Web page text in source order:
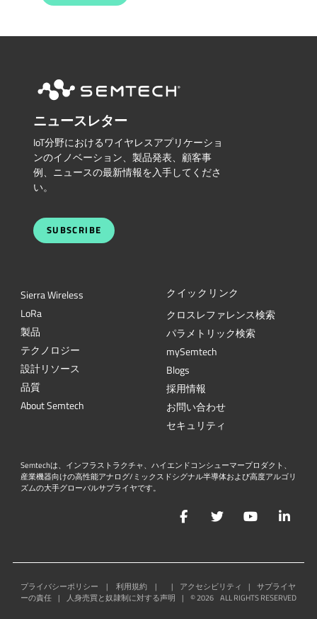
ニュースレター
IoT分野におけるワイヤレスアプリケーショ
ンのイノベーション、製品発表、顧客事
例、ニュースの最新情報を入手してくださ
い。
SUBSCRIBE
Sierra Wireless
LoRa
製品
テクノロジー
設計リソース
品質
About Semtech
クイックリンク
クロスレファレンス検索
パラメトリック検索
mySemtech
Blogs
採用情報
お問い合わせ
セキュリティ
Semtechは、インフラストラクチャ、ハイエンドコンシューマープロダクト、
産業機器向けの高性能アナログ/ミックスドシグナル半導体および高度アルゴリ
ズムの大手グローバルサプライヤです。
FacebookTwitterYouTube
プライバシーポリシー | 利用規約 | | アクセシビリティ |
サプライヤ
ーの責任
| 人身売買と奴隷制に対する声明 | ©2026 ALL RIGHTS RESERVED